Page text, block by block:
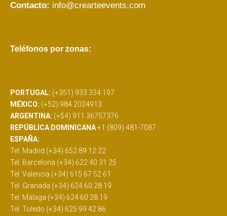
Contacto: info@crearteevents.com
Teléfonos por zonas:
PORTUGAL: (+351) 933 334 197
MÉXICO: (+52) 984 2024913
ARGENTINA: (+54) 911 36757376
REPÚBLICA DOMINICANA+1 (809) 481-7087
ESPAÑA:
Tel. Madrid (+34) 652 89 12 22
Tel. Barcelona (+34) 622 40 31 25
Tel. Valencia (+34) 615 67 52 61
Tel. Granada (+34) 624 60 28 19
Tel. Málaga (+34) 624 60 28 19
Tel. Toledo (+34) 625 99 42 86